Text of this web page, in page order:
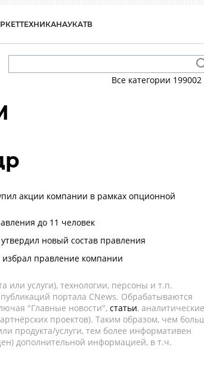
ТЕХНИКАНАУКАТВ
Все категории 199002
акции компании в рамках опционной
до 11 человек
новый состав правления
избрал правление компании
услуги), технологии, персоны и т.п.
портала CNews. Обрабатываются
"Главные новости", статьи, аналитические
проектов). Таким образом, чем
продукта/услуги, тем более информативен
дополнительной информацией, в т.ч.